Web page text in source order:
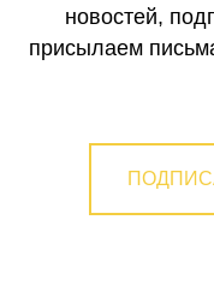
новостей,
присылаем